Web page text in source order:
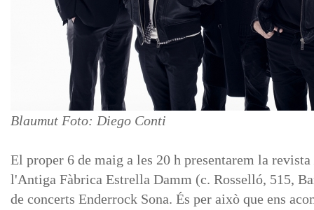
Blaumut Foto: Diego Conti
El proper 6 de maig a les 20 h presentarem la revista
l'Antiga Fàbrica Estrella Damm (c. Rosselló, 515,
de concerts Enderrock Sona. És per això que ens